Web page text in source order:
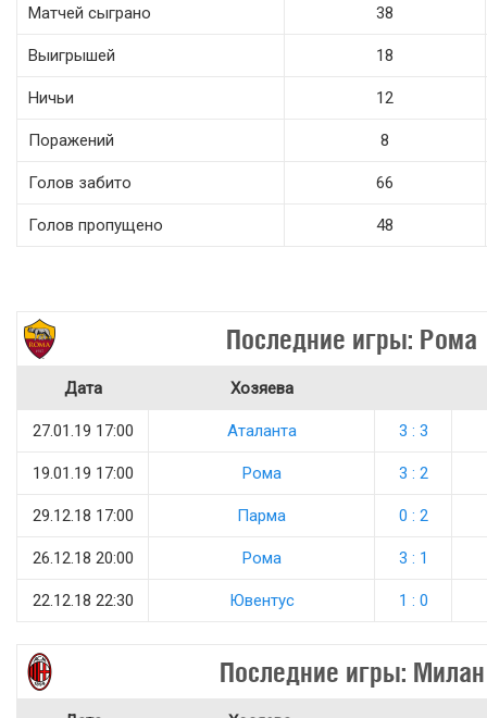
Матчей сыграно 38
Выигрышей 18
Ничьи 12
Поражений 8
Голов забито 66
Голов пропущено 48
Последние игры: Рома
Дата Хозяева
27.01.19 17:00 Аталанта 3 : 3
19.01.19 17:00 Рома 3 : 2
29.12.18 17:00 Парма 0 : 2
26.12.18 20:00 Рома 3 : 1
22.12.18 22:30 Ювентус 1 : 0
Последние игры: Милан